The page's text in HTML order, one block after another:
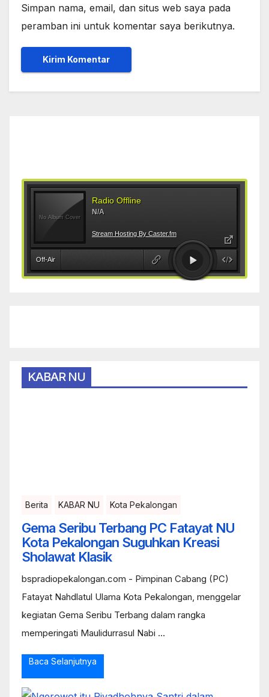
Simpan nama, email, dan situs web saya pada
peramban ini untuk komentar saya berikutnya.
KABAR NU
Berita KABAR NU Kota Pekalongan
Gema Seribu Terbang PC Fatayat NU
Kota Pekalongan Suguhkan Kreasi
Sholawat Klasik
bspradiopekalongan.com - Pimpinan Cabang (PC)
Fatayat Nahdlatul Ulama Kota Pekalongan, menggelar
kegiatan Gema Seribu Terbang dalam rangka
memperingati Maulidurrasul Nabi ...
Baca Selanjutnya